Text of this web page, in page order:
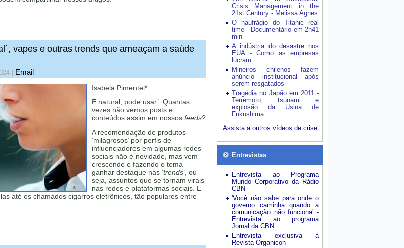
vapes e outras trends que ameaçam a saúde
Email
Isabela Pimentel*
É natural, pode usar’. Quantas
vezes não vemos posts e
conteúdos assim em nossos feeds?
A recomendação de produtos
‘milagrosos’ por perfis de
influenciadores em algumas redes
sociais não é novidade, mas vem
crescendo e fazendo o tema
ganhar destaque nas ‘trends’, ou
seja, assuntos que se tornam virais
nas redes e plataformas sociais. E
até os chamados cigarros eletrônicos, tão populares entre
Crisis Management in the
21st Century - Melissa Agnes
O naufrágio do Titanic real
time - Documentário em 2h41
min
A indústria do desastre nos
EUA - Como as empresas
lucram
Mineiros chilenos fazem
anúncio institucional após
serem resgatados
Tragédia no Japão em 2011 -
Terremoto, tsunami e
explosão da Usina de
Fukushima
Assista a outros vídeos de crise
Entrevistas
Entrevista ao Programa
Mundo Corporativo da Rádio
CBN
'Você não sabe para onde o
governo caminha quando a
comunicação não funciona' -
Entrevista ao programa
Jornal da CBN
Entrevista exclusiva à
Revista Organicon